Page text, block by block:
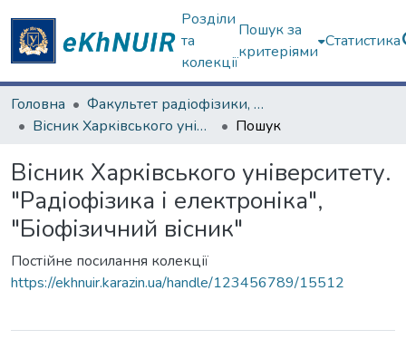
Розділи
та
колекції
Пошук за
критеріями
Статистика
Головна
Факультет радіофізики, біомедичної електроніки та комп’ютерних систем
Вісник Харківського університету. "Радіофізика і електроніка", "Біофізичний вісник"
Пошук
Вісник Харківського університету.
"Радіофізика і електроніка",
"Біофізичний вісник"
Постійне посилання колекції
https://ekhnuir.karazin.ua/handle/123456789/15512